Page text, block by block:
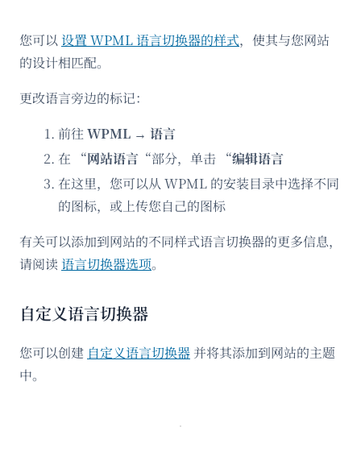
您可以 设置 WPML 语言切换器的样式，使其与您网站
的设计相匹配。
更改语言旁边的标记：
前往 WPML → 语言
在 “网站语言 “部分，单击 “编辑语言
在这里，您可以从 WPML 的安装目录中选择不同
的图标，或上传您自己的图标
有关可以添加到网站的不同样式语言切换器的更多信息，
请阅读 语言切换器选项。
自定义语言切换器
您可以创建 自定义语言切换器 并将其添加到网站的主题
中。